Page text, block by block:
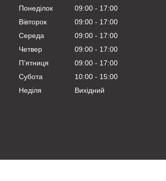
Понеділок 09:00
17:00
Вівторок
09:00
17:00
Середа
09:00
17:00
Четвер
09:00
17:00
Пʼятниця
09:00
17:00
Субота
10:00
15:00
Неділя
Вихідний